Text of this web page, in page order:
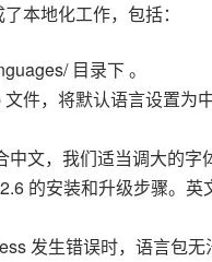
本地化工作，包括：
目录下 。
件，将默认语言设置为
中文，我们适当调大的字
的安装和升级步骤。英
发生错误时，语言包